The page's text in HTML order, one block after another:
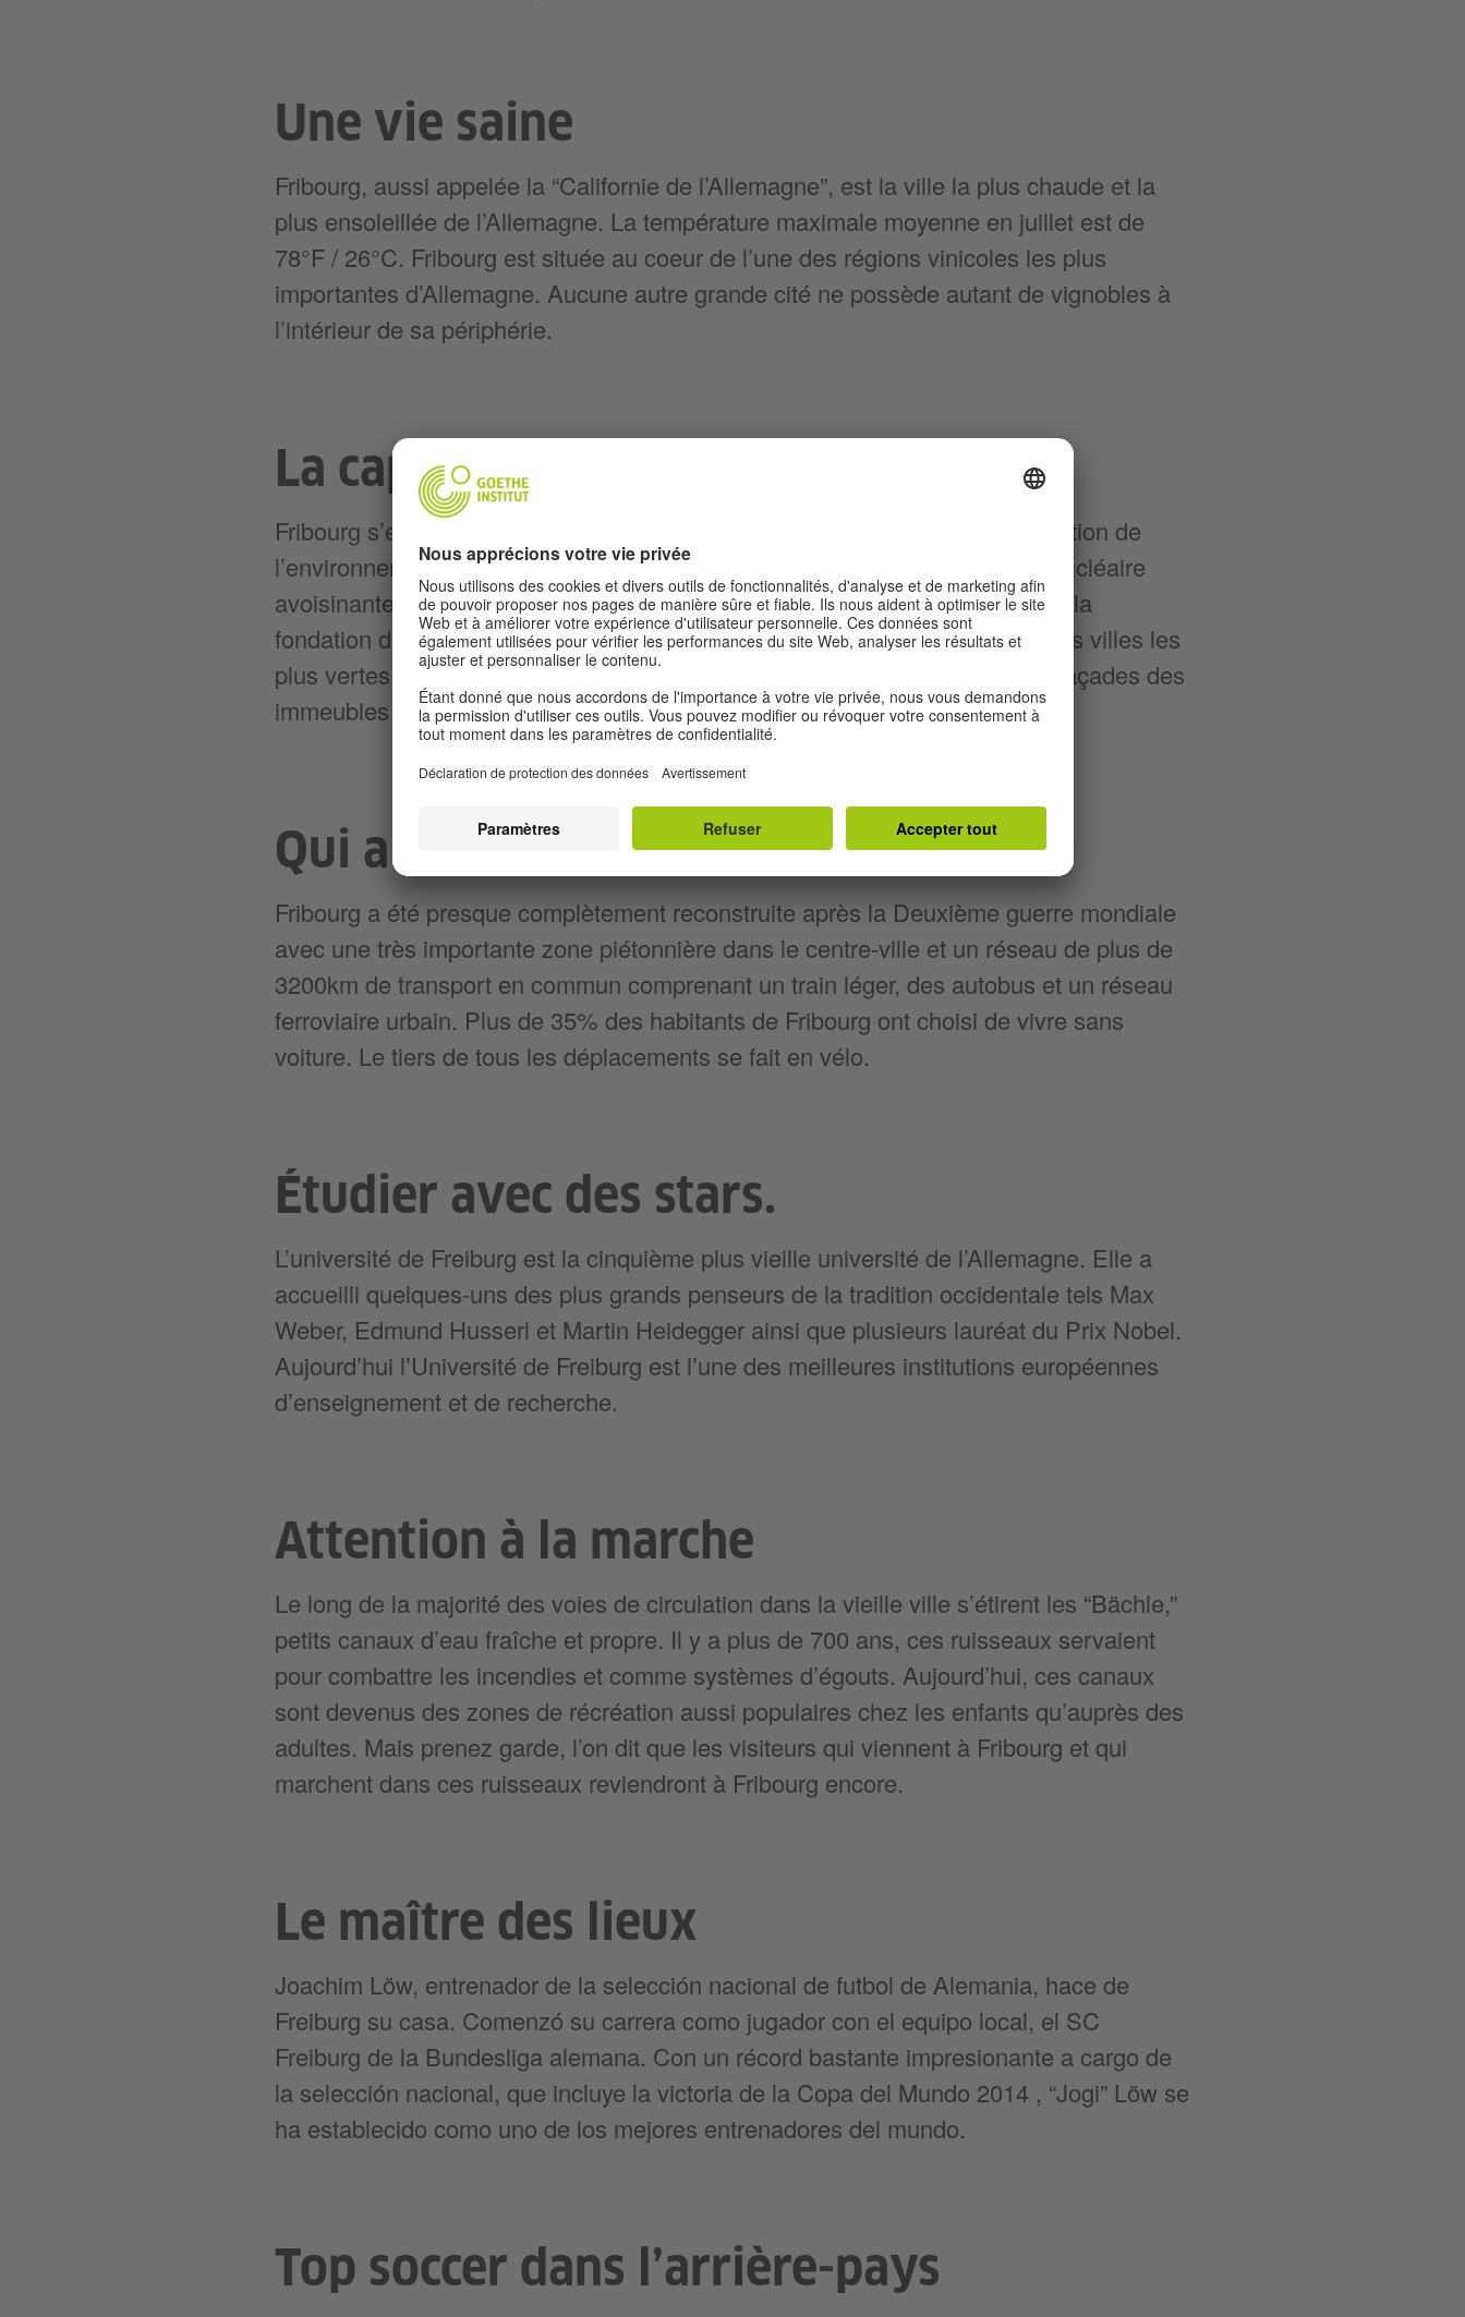
Une vie saine
Fribourg, aussi appelée la “Californie de l’Allemagne”, est la ville la plus chaude et la
plus ensoleillée de l’Allemagne. La température maximale moyenne en juillet est de
78°F / 26°C. Fribourg est située au coeur de l’une des régions vinicoles les plus
importantes d’Allemagne. Aucune autre grande cité ne possède autant de vignobles à
l’intérieur de sa périphérie.
La capitale verte de l’Allemagne
Fribourg s’enorgueillit d’être le lieu de naissance des mouvements de protection de
l’environnement. Le succès de la campagne pour l’abolition de la centrale nucléaire
avoisinante au cours des années 1970 fut l’un des moments déterminant de la
fondation de Parti vert. Aujourd’hui, Fribourg est considérée comme l’une des villes les
plus vertes du monde. Les panneaux photovoltaïques sont partout, sur les façades des
immeubles d’habitations jusque sur le toit du stade de soccer.
Qui a besoin d’une auto?
Fribourg a été presque complètement reconstruite après la Deuxième guerre mondiale
avec une très importante zone piétonnière dans le centre-ville et un réseau de plus de
3200km de transport en commun comprenant un train léger, des autobus et un réseau
ferroviaire urbain. Plus de 35% des habitants de Fribourg ont choisi de vivre sans
voiture. Le tiers de tous les déplacements se fait en vélo.
Étudier avec des stars.
L’université de Freiburg est la cinquième plus vieille université de l’Allemagne. Elle a
accueilli quelques-uns des plus grands penseurs de la tradition occidentale tels Max
Weber, Edmund Husserl et Martin Heidegger ainsi que plusieurs lauréat du Prix Nobel.
Aujourd’hui l’Université de Freiburg est l’une des meilleures institutions européennes
d’enseignement et de recherche.
Attention à la marche
Le long de la majorité des voies de circulation dans la vieille ville s’étirent les “Bächle,”
petits canaux d’eau fraîche et propre. Il y a plus de 700 ans, ces ruisseaux servaient
pour combattre les incendies et comme systèmes d’égouts. Aujourd’hui, ces canaux
sont devenus des zones de récréation aussi populaires chez les enfants qu’auprès des
adultes. Mais prenez garde, l’on dit que les visiteurs qui viennent à Fribourg et qui
marchent dans ces ruisseaux reviendront à Fribourg encore.
Le maître des lieux
Joachim Löw, entrenador de la selección nacional de futbol de Alemania, hace de
Freiburg su casa. Comenzó su carrera como jugador con el equipo local, el SC
Freiburg de la Bundesliga alemana. Con un récord bastante impresionante a cargo de
la selección nacional, que incluye la victoria de la Copa del Mundo 2014 , “Jogi” Löw se
ha establecido como uno de los mejores entrenadores del mundo.
Top soccer dans l’arrière-pays